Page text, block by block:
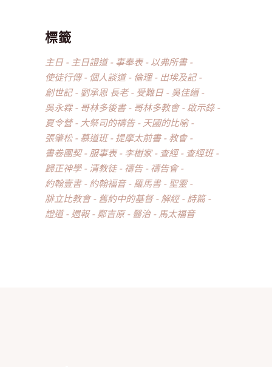
標籤
主日 主日證道 事奉表
以弗所書
使徒行傳
個人談道 倫理
出埃及記
創世記
劉承恩 長老 受難日
吳佳縉
吳永霖
哥林多後書 哥林多教會
啟示錄
夏令營
大祭司的禱告
天國的比喻
張肇松
慕道班 提摩太前書
教會
書卷團契
服事表 李樹家 查經
查經班
歸正神學
清教徒 禱告
禱告會
約翰壹書
約翰福音 羅馬書
聖靈
腓立比教會
舊約中的基督 解經
詩篇
證道
週報 鄭吉原 醫治 馬太福音